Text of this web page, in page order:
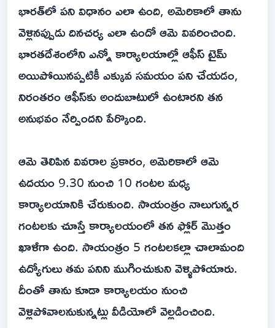
భారత్‌లో పని విధానం ఎలా ఉంది, అమెరికాలో తాను
వెళ్లినప్పుడు దినచర్య ఎలా ఉందో ఆమె వివరించింది.
భారతదేశంలోని ఎన్నో కార్యాలయాల్లో ఆఫీస్ టైమ్
అయిపోయినప్పటికీ ఎక్కువ సమయం పని చేయడం,
నిరంతరం ఆఫీస్‌కు అందుబాటులో ఉంటారని తన
అనుభవం నేర్పిందని పేర్కొంది.
ఆమె తెలిపిన వివరాల ప్రకారం, అమెరికాలో ఆమె
ఉదయం 9.30 నుంచి 10 గంటల మధ్య
కార్యాలయానికి చేరుకుంది. సాయంత్రం నాలుగున్నర
గంటలకు చూస్తే కార్యాలయంలో తన ఫ్లోర్ మొత్తం
ఖాళీగా ఉంది. సాయంత్రం 5 గంటలకల్లా చాలామంది
ఉద్యోగులు తమ పనిని ముగించుకుని వెళ్ళిపోయారు.
దీంతో తాను కూడా కార్యాలయం నుంచి
వెళ్లిపోవాలనుకున్నట్లు వీడియోలో వెల్లడించింది.